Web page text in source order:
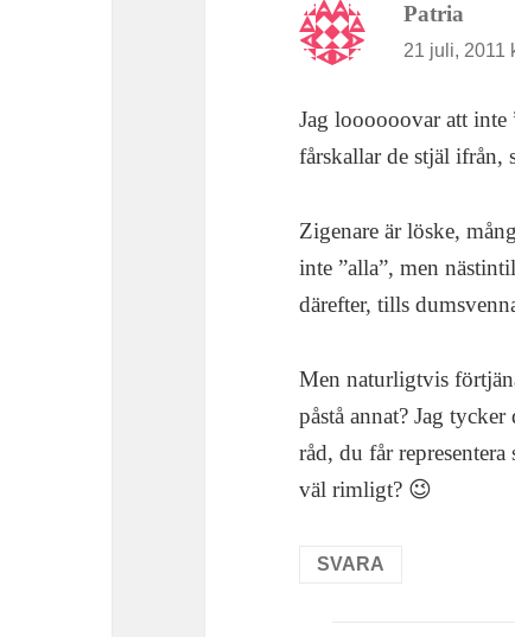
Patria
21 juli, 2011
Jag loooooovar att
fårskallar de stjäl ifrån,
Zigenare är löske,
inte ”alla”, men
därefter, tills
Men naturligtvis
påstå annat? Jag
råd, du får
väl rimligt? 😉
SVARA